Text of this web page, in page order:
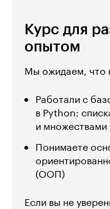
Курс для
опытом
Мы ожидаем, что
Работали с
в Python:
и множествами
Понимаете
(ООП)
Если вы не